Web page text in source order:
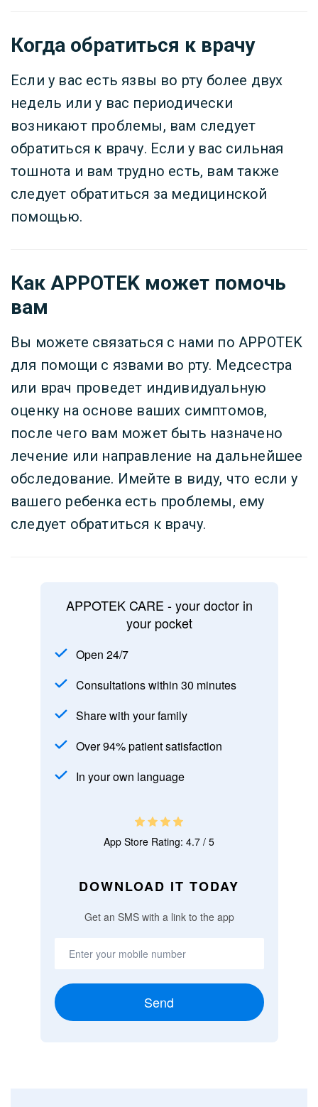
Когда обратиться к врачу
Если у вас есть язвы во рту более двух
недель или у вас периодически
возникают проблемы, вам следует
обратиться к врачу. Если у вас сильная
тошнота и вам трудно есть, вам также
следует обратиться за медицинской
помощью.
Как APPOTEK может помочь
вам
Вы можете связаться с нами по APPOTEK
для помощи с язвами во рту. Медсестра
или врач проведет индивидуальную
оценку на основе ваших симптомов,
после чего вам может быть назначено
лечение или направление на дальнейшее
обследование. Имейте в виду, что если у
вашего ребенка есть проблемы, ему
следует обратиться к врачу.
APPOTEK CARE - your doctor in
your pocket
Open 24/7
Consultations within 30 minutes
Share with your family
Over 94% patient satisfaction
In your own language
App Store Rating: 4.7 / 5
DOWNLOAD IT TODAY
Get an SMS with a link to the app
Send